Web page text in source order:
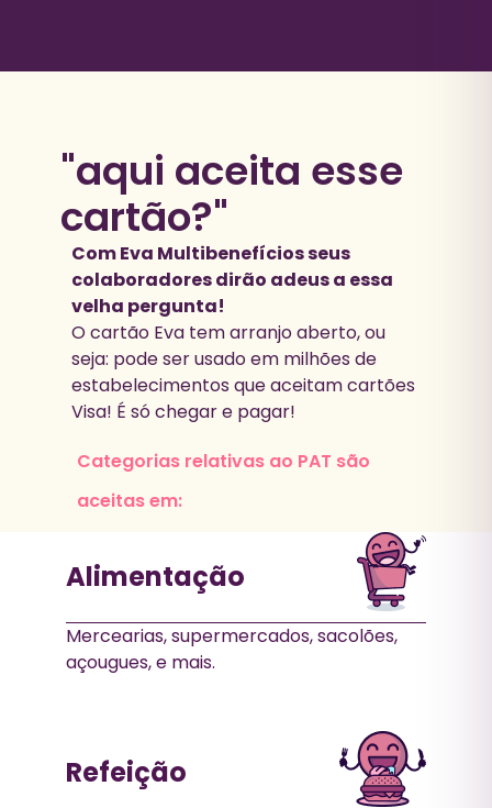
"aqui aceita esse
cartão?"
Com Eva Multibenefícios seus
colaboradores dirão adeus a essa
velha pergunta!
O cartão Eva tem arranjo aberto, ou
seja: pode ser usado em milhões de
estabelecimentos que aceitam cartões
Visa! É só chegar e pagar!
Categorias relativas ao PAT são
aceitas em:
Alimentação
Mercearias, supermercados, sacolões,
açougues, e mais.
Refeição